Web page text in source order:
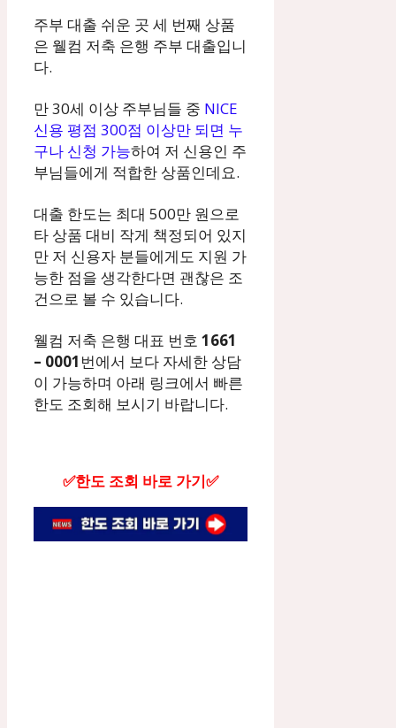
주부 대출 쉬운 곳 세 번째 상품
은 웰컴 저축 은행 주부 대출입니
다.
만 30세 이상 주부님들 중 NICE
신용 평점 300점 이상만 되면 누
구나 신청 가능하여 저 신용인 주
부님들에게 적합한 상품인데요.
대출 한도는 최대 500만 원으로
타 상품 대비 작게 책정되어 있지
만 저 신용자 분들에게도 지원 가
능한 점을 생각한다면 괜찮은 조
건으로 볼 수 있습니다.
웰컴 저축 은행 대표 번호 1661
– 0001 번에서 보다 자세한 상담
이 가능하며 아래 링크에서 빠른
한도 조회해 보시기 바랍니다.
✅한도 조회 바로 가기✅